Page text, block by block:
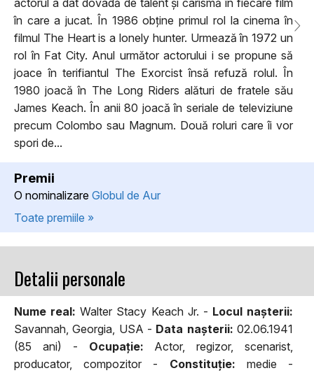
în care a jucat. În 1986 obține primul rol la cinema în
filmul The Heart is a lonely hunter. Urmează în 1972 un
rol în Fat City. Anul următor actorului i se propune să
joace în terifiantul The Exorcist însă refuză rolul. În
1980 joacă în The Long Riders alături de fratele său
James Keach. În anii 80 joacă în seriale de televiziune
precum Colombo sau Magnum. Două roluri care îi vor
spori de...
Premii
O nominalizare Globul de Aur
Toate premiile »
Detalii personale
Nume real: Walter Stacy Keach Jr. - Locul naşterii:
Savannah, Georgia, USA - Data naşterii: 02.06.1941
(85 ani) - Ocupaţie: Actor, regizor, scenarist,
producator, compozitor - Constituţie: medie -